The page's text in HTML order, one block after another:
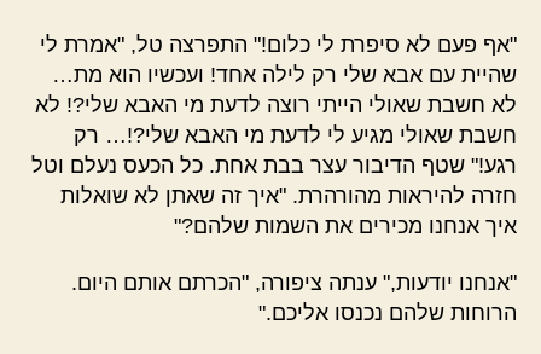
"אף פעם לא סיפרת לי כלום!" התפרצה טל, "אמרת לי
שהיית עם אבא שלי רק לילה אחד! ועכשיו הוא מת…
לא חשבת שאולי הייתי רוצה לדעת מי האבא שלי?! לא
חשבת שאולי מגיע לי לדעת מי האבא שלי?!… רק
רגע!" שטף הדיבור עצר בבת אחת. כל הכעס נעלם וטל
חזרה להיראות מהורהרת. "איך זה שאתן לא שואלות
איך אנחנו מכירים את השמות שלהם?"
"אנחנו יודעות," ענתה ציפורה, "הכרתם אותם היום.
הרוחות שלהם נכנסו אליכם."